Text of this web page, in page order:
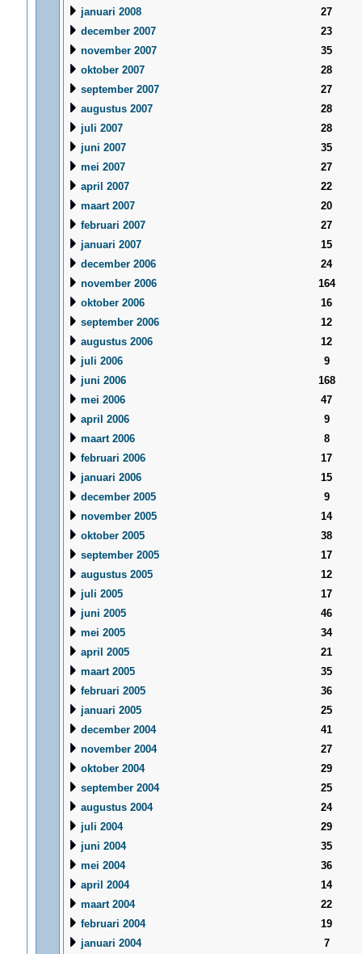
januari 2008
27
december 2007
23
november 2007
35
oktober 2007
28
september 2007
27
augustus 2007
28
juli 2007
28
juni 2007
35
mei 2007
27
april 2007
22
maart 2007
20
februari 2007
27
januari 2007
15
december 2006
24
november 2006
164
oktober 2006
16
september 2006
12
augustus 2006
12
juli 2006
9
juni 2006
168
mei 2006
47
april 2006
9
maart 2006
8
februari 2006
17
januari 2006
15
december 2005
9
november 2005
14
oktober 2005
38
september 2005
17
augustus 2005
12
juli 2005
17
juni 2005
46
mei 2005
34
april 2005
21
maart 2005
35
februari 2005
36
januari 2005
25
december 2004
41
november 2004
27
oktober 2004
29
september 2004
25
augustus 2004
24
juli 2004
29
juni 2004
35
mei 2004
36
april 2004
14
maart 2004
22
februari 2004
19
januari 2004
7